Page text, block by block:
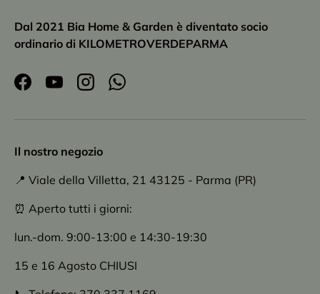
Dal 2021 Bia Home & Garden è diventato socio
ordinario di KILOMETROVERDEPARMA
FacebookYouTubeInstagramWhatsApp
Il nostro negozio
📍 Viale della Villetta, 21 43125 - Parma (PR)
⏰ Aperto tutti i giorni:
lun.-dom. 9:00-13:00 e 14:30-19:30
15 e 16 Agosto CHIUSI